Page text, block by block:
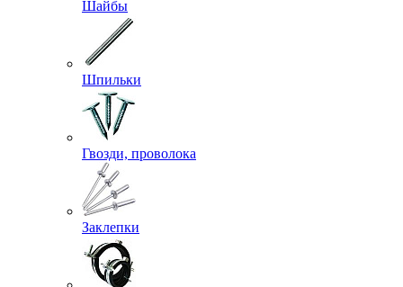
Шайбы
Шпильки
Гвозди, проволока
Заклепки